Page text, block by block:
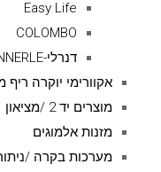
Easy Life
COLOMBO
דנרלי-DENNERLE
אקוורימי יוקרה
מוצרים יד 2 /מציאון
מזנות אלמוגים
מערכות בקרה /